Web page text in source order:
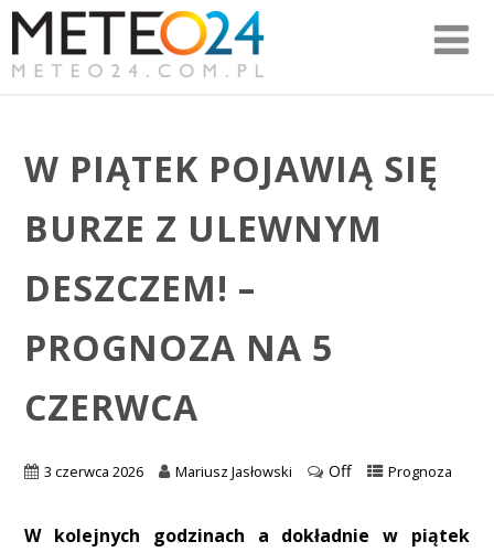
W PIĄTEK POJAWIĄ SIĘ
BURZE Z ULEWNYM
DESZCZEM! –
PROGNOZA NA 5
CZERWCA
3 czerwca 2026 Mariusz Jasłowski Off Prognoza
W kolejnych godzinach a dokładnie w piątek